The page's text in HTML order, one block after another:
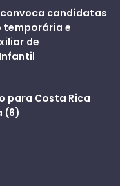
convoca candidatas
e
de
para Costa Rica
(6)